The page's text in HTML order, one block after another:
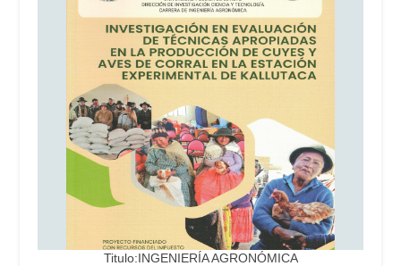
Titulo:INGENIERÍA AGRONÓMICA